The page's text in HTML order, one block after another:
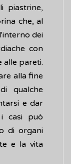
piastrine,
che, al
dei
con
alle pareti.
alla fine
qualche
e dar
casi può
di organi
e la vita